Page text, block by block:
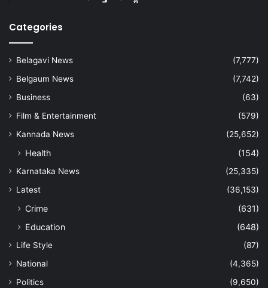
Categories
Belagavi News
(7,777)
Belgaum News
(7,742)
Business
(63)
Film & Entertainment
(579)
Kannada News
(25,652)
Health (154)
Karnataka News
(25,335)
Latest
(36,153)
Crime
(631)
Education
(648)
Life Style
(87)
National
(4,365)
Politics
(9,650)